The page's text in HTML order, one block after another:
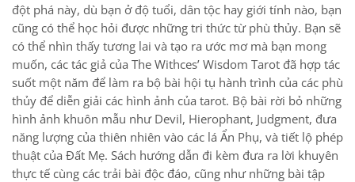
đột phá này, dù bạn ở độ tuổi, dân tộc hay giới tính nào, bạn
cũng có thể học hỏi được những tri thức từ phù thủy. Bạn sẽ
có thể nhìn thấy tương lai và tạo ra ước mơ mà bạn mong
muốn, các tác giả của The Withces’ Wisdom Tarot đã hợp tác
suốt một năm để làm ra bộ bài hội tụ hành trình của các phù
thủy để diễn giải các hình ảnh của tarot. Bộ bài rời bỏ những
hình ảnh khuôn mẫu nhưDevil, Hierophant, Judgment, đưa
năng lượng của thiên nhiên vào các lá Ẩn Phụ, và tiết lộ phép
thuật của Đất Mẹ. Sách hướng dẫn đi kèm đưa ra lời khuyên
thực tế cùng các trải bài độc đáo, cũng như những bài tập